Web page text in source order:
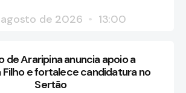
de 2026
13:00
de Araripina anuncia apoio a
e fortalece candidatura no
Sertão